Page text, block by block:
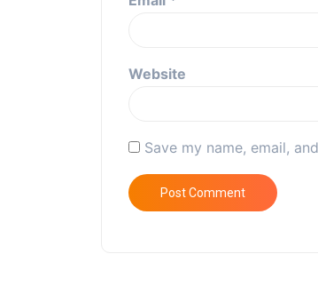
Website
Save my name, email,